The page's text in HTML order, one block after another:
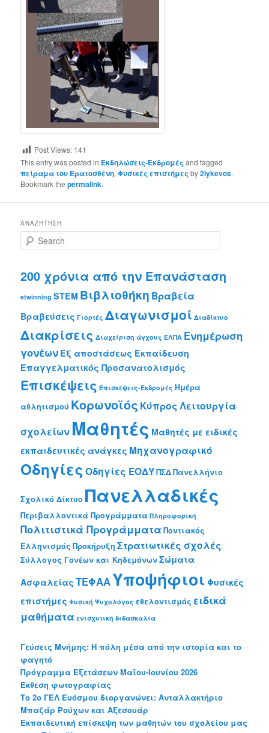
Post Views: 141
This entry was posted in Εκδηλώσεις-Εκδρομέςand tagged
πείραμα του Ερατοσθένη,Φυσικές επιστήμεςby2lykevos.
Bookmark thepermalink.
ΑΝΑΖΉΤΗΣΗ
e
r
c
h
200 χρόνια από την Επανάσταση
etwinning STEM Βιβλιοθήκη Βραβεία
Βραβεύσεις Γιορτές Διαγωνισμοί Διαδίκτυο
Διακρίσεις Διαχείριση άγχους ΕΛΠΑ Ενημέρωση
γονέων Εξ αποστάσεως Εκπαίδευση
Επαγγελματικός Προσανατολισμός
Επισκέψεις Επισκέψεις-Εκδρομές Ημέρα
αθλητισμού Κορωνοϊός ΚύπροςΛειτουργία
σχολείων Μαθητές Μαθητές με ειδικές
εκπαιδευτικές ανάγκες Μηχανογραφικό
Οδηγίες Οδηγίες ΕΟΔΥΠΣΔΠανελλήνιο
Σχολικό Δίκτυο Πανελλαδικές
Περιβαλλοντικά Προγράμματα Πληροφορική
Πολιτιστικά Προγράμματα Ποντιακός
Ελληνισμός Προκήρυξη Στρατιωτικές σχολές
Σύλλογος Γονέων και ΚηδεμόνωνΣώματα
Ασφαλείας ΤΕΦΑΑΥποψήφιοι Φυσικές
επιστήμες Φυσική Ψυχολόγος εθελοντισμός ειδικά
μαθήματα ενισχυτική διδασκαλία
Γεύσεις Μνήμης: Η πόλη μέσα από την ιστορία και το
φαγητό
Πρόγραμμα Εξετάσεων Μαΐου-Ιουνίου 2026
Έκθεση φωτογραφίας
Το 2o ΓΕΛ Ευόσμου διοργανώνει: Ανταλλακτήριο
Μπαζάρ Ρούχων και Αξεσουάρ
Εκπαιδευτική επίσκεψη των μαθητών του σχολείου μας